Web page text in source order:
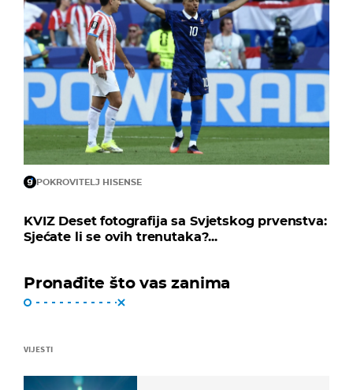
POKROVITELJ HISENSE
KVIZ Deset fotografija sa Svjetskog prvenstva:
Sjećate li se ovih trenutaka?...
Pronađite što vas zanima
VIJESTI